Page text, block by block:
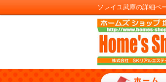
ソレイユ武庫の詳細ペ